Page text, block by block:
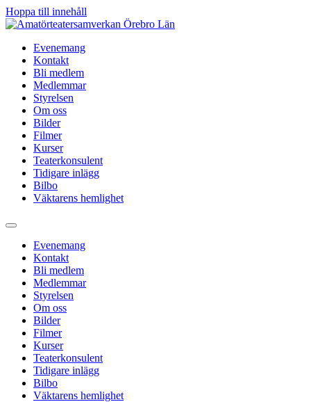
Hoppa till innehåll
Evenemang
Kontakt
Bli medlem
Medlemmar
Styrelsen
Om oss
Bilder
Filmer
Kurser
Teaterkonsulent
Tidigare inlägg
Bilbo
Väktarens hemlighet
Evenemang
Kontakt
Bli medlem
Medlemmar
Styrelsen
Om oss
Bilder
Filmer
Kurser
Teaterkonsulent
Tidigare inlägg
Bilbo
Väktarens hemlighet